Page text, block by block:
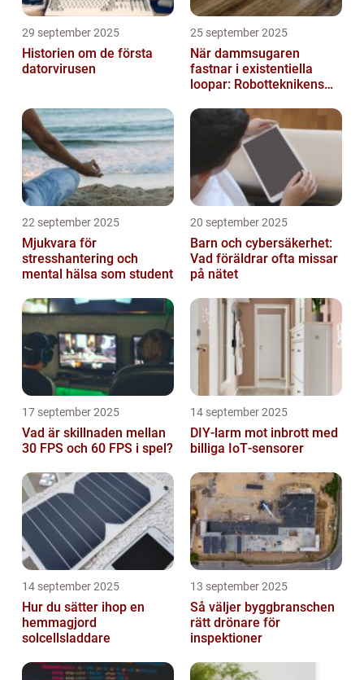
29 september 2025
Historien om de första
datorvirusen
25 september 2025
När dammsugaren
fastnar i existentiella
loopar: Robotteknikens
22 september 2025
Mjukvara för
stresshantering och
mental hälsa som student
20 september 2025
Barn och cybersäkerhet:
Vad föräldrar ofta missar
på nätet
17 september 2025
Vad är skillnaden mellan
30 FPS och 60 FPS i spel?
14 september 2025
DIY‑larm mot inbrott med
billiga IoT‑sensorer
14 september 2025
Hur du sätter ihop en
hemmagjord
solcellsladdare
13 september 2025
Så väljer byggbranschen
rätt drönare för
inspektioner